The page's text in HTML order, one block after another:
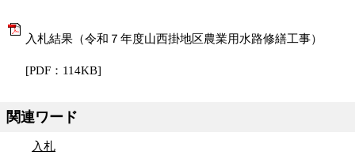
入札結果（令和７年度山西掛地区農業用水路修繕工事）
[PDF：114KB]
関連ワード
入札